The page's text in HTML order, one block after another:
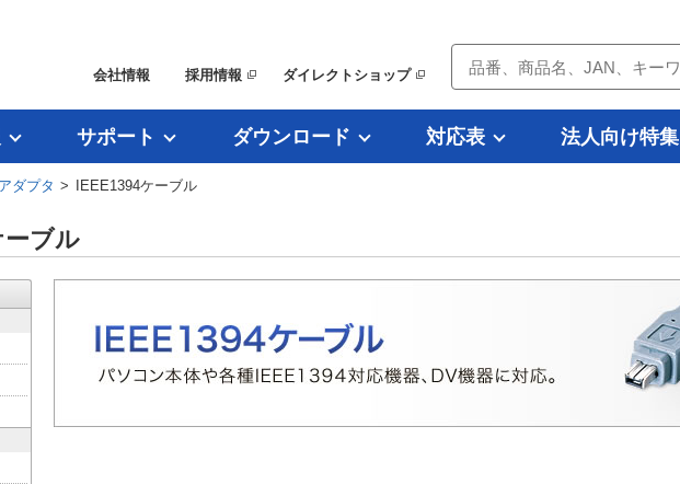
会社情報 採用情報 ダイレクトショップ
サポート ダウンロード 対応表 法人向け特集
ダプタ > IEEE1394ケーブル
ーブル